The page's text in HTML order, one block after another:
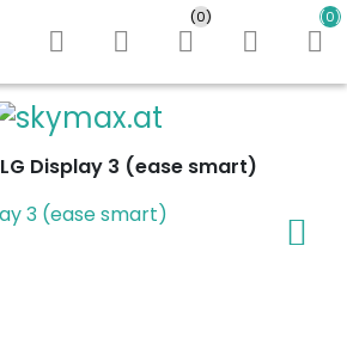
(0) Shop (0)
Logo
LG Display 3 (ease smart)